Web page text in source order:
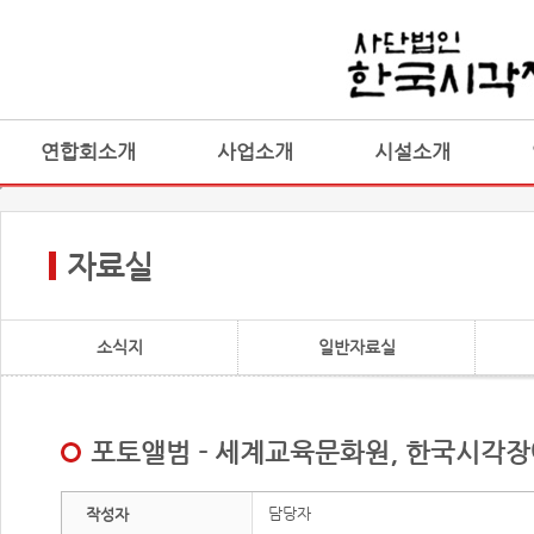
연합회소개 사업소개 시설소개
자료실
소식지 일반자료실
포토앨범 - 세계교육문화원, 한국시각
작성자 담당자